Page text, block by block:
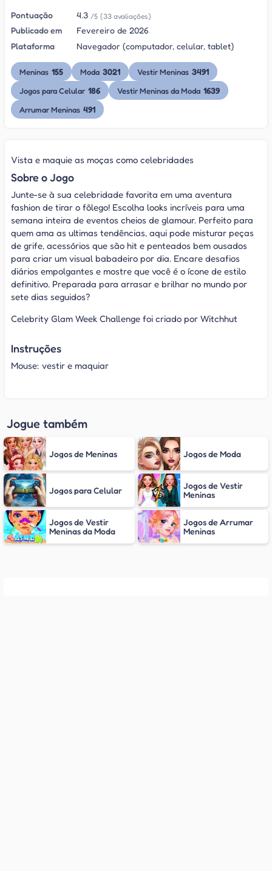
Pontuação 4.3 /5 (33 avaliações)
Publicado em
Fevereiro de 2026
Plataforma
Navegador (computador, celular, tablet)
Meninas 155 Moda 3021 Vestir Meninas 3491
Jogos para Celular 186 Vestir Meninas da Moda 1639
Arrumar Meninas 491
Vista e maquie as moças como celebridades
Sobre o Jogo
Junte-se à sua celebridade favorita em uma aventura
fashion de tirar o fôlego! Escolha looks incríveis para uma
semana inteira de eventos cheios de glamour. Perfeito para
quem ama as ultimas tendências, aqui pode misturar peças
de grife, acessórios que são hit e penteados bem ousados
para criar um visual babadeiro por dia. Encare desafios
diários empolgantes e mostre que você é o ícone de estilo
definitivo. Preparada para arrasar e brilhar no mundo por
sete dias seguidos?
Celebrity Glam Week Challenge foi criado por Witchhut
Instruções
Mouse: vestir e maquiar
Jogue também
Jogos de Meninas Jogos de Moda
Jogos para Celular
Jogos de Vestir
Meninas
Jogos de Vestir
Meninas da Moda
Jogos de Arrumar
Meninas